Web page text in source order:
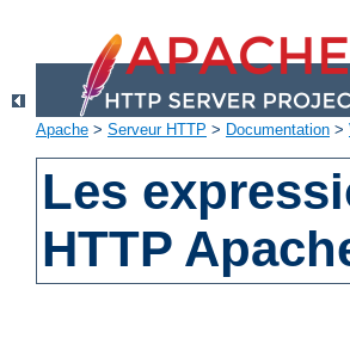
Apache > Serveur HTTP > Documentation >
Les
HTTP